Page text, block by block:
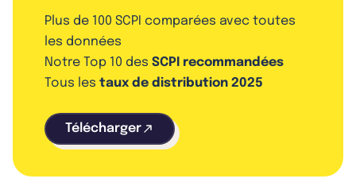
Plus de 100 SCPI comparées avec toutes
les données
Notre Top 10 des SCPI recommandées
Tous les taux de distribution 2025
Télécharger